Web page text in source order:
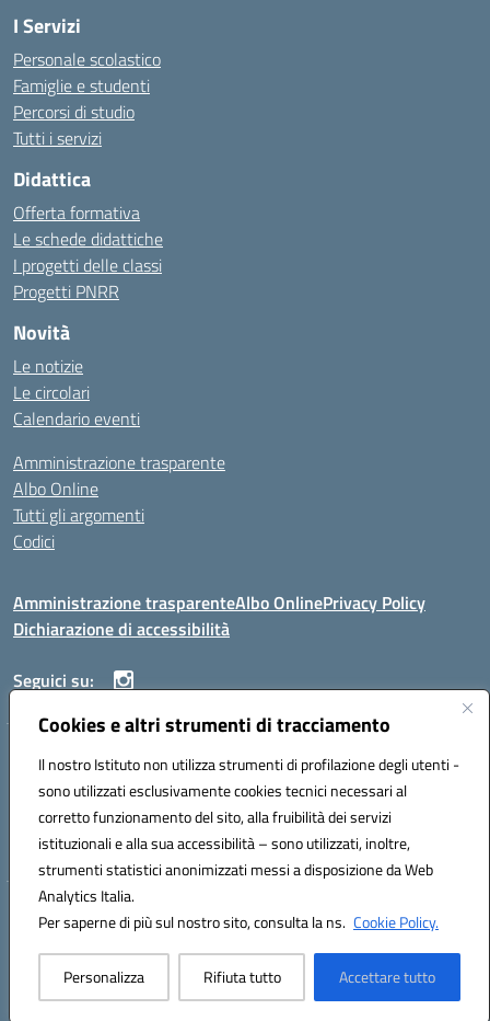
Cookies e altri strumenti di tracciamento
Il nostro Istituto non utilizza strumenti di profilazione degli utenti -
sono utilizzati esclusivamente cookies tecnici necessari al
corretto funzionamento del sito, alla fruibilità dei servizi
istituzionali e alla sua accessibilità – sono utilizzati, inoltre,
strumenti statistici anonimizzati messi a disposizione da Web
Analytics Italia.
Per saperne di più sul nostro sito, consulta la ns. Cookie Policy.
Personalizza Rifiuta tutto Accettare tutto
I Servizi
Personale scolastico
Famiglie e studenti
Percorsi di studio
Tutti i servizi
Didattica
Offerta formativa
Le schede didattiche
I progetti delle classi
Progetti PNRR
Novità
Le notizie
Le circolari
Calendario eventi
Amministrazione trasparente
Albo Online
Tutti gli argomenti
Codici
Amministrazione trasparenteAlbo OnlinePrivacy Policy
Dichiarazione di accessibilità
Seguici su:
ISTITUTO ISTRUZIONE SUPERIORE ANGELO ROTH
Codice fiscale: 80004310902 Codice meccanografico: SSIS019006
Telefono: 079951627
Mail: SSIS019006@istruzione.it PEC: SSIS019006@pec.istruzione.it
Hosting & Powered by 3D Solution S.r.l.
Concept & Design by Designers Italia